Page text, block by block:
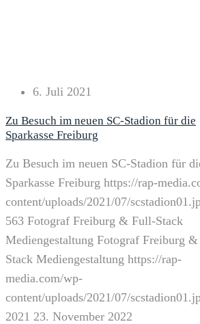
6. Juli 2021
Zu Besuch im neuen SC-Stadion für die
Sparkasse Freiburg
Zu Besuch im neuen SC-Stadion für
Sparkasse Freiburg https://rap-
content/uploads/2021/07/
563 Fotograf Freiburg & Full-Stack
Mediengestaltung Fotograf Freiburg
Stack Mediengestaltung https://rap-
media.com/wp-
content/uploads/2021/07/
2021 23. November 2022